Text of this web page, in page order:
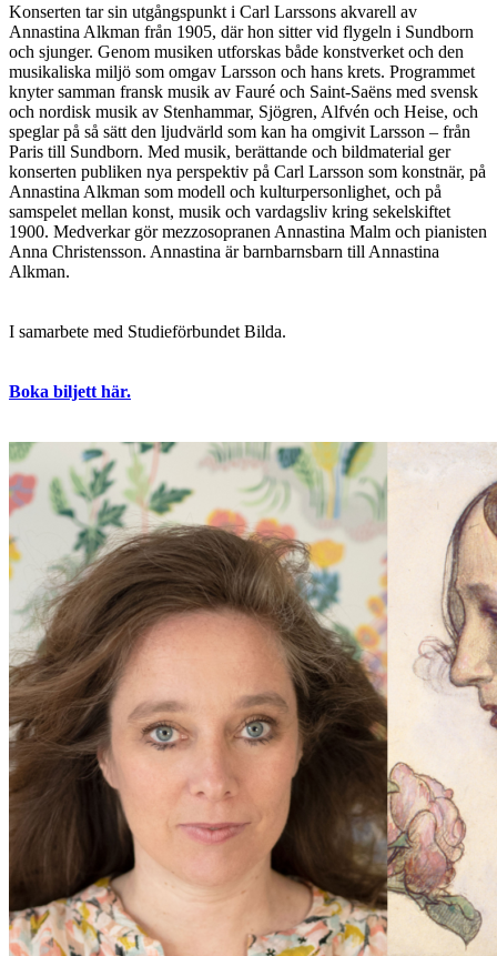
Konserten tar sin utgångspunkt i Carl Larssons akvarell av
Annastina Alkman från 1905, där hon sitter vid flygeln i Sundborn
och sjunger. Genom musiken utforskas både konstverket och den
musikaliska miljö som omgav Larsson och hans krets. Programmet
knyter samman fransk musik av Fauré och Saint-Saëns med svensk
och nordisk musik av Stenhammar, Sjögren, Alfvén och Heise, och
speglar på så sätt den ljudvärld som kan ha omgivit Larsson – från
Paris till Sundborn. Med musik, berättande och bildmaterial ger
konserten publiken nya perspektiv på Carl Larsson som konstnär, på
Annastina Alkman som modell och kulturpersonlighet, och på
samspelet mellan konst, musik och vardagsliv kring sekelskiftet
1900. Medverkar gör mezzosopranen Annastina Malm och pianisten
Anna Christensson. Annastina är barnbarnsbarn till Annastina
Alkman.
I samarbete med Studieförbundet Bilda.
Boka biljett här.